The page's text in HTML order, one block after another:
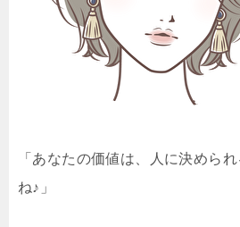
「あなたの価値は、人に決めら
ね♪」